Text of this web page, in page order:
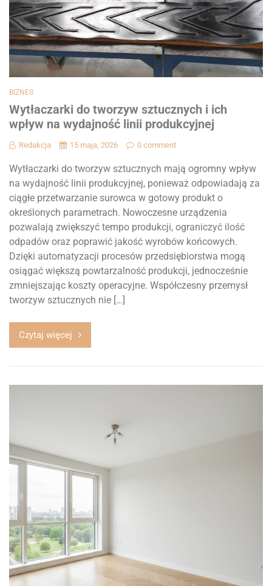
BIZNES
Wytłaczarki do tworzyw sztucznych i ich
wpływ na wydajność linii produkcyjnej
Redakcja 15 maja, 2026 0 comment
Wytłaczarki do tworzyw sztucznych mają ogromny wpływ
na wydajność linii produkcyjnej, ponieważ odpowiadają za
ciągłe przetwarzanie surowca w gotowy produkt o
określonych parametrach. Nowoczesne urządzenia
pozwalają zwiększyć tempo produkcji, ograniczyć ilość
odpadów oraz poprawić jakość wyrobów końcowych.
Dzięki automatyzacji procesów przedsiębiorstwa mogą
osiągać większą powtarzalność produkcji, jednocześnie
zmniejszając koszty operacyjne. Współczesny przemysł
tworzyw sztucznych nie […]
Czytaj więcej